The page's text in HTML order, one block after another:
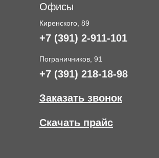
Офисы
Киренского, 89
+7 (391) 2-911-101
Пограничников, 91
+7 (391) 218-18-98
Заказать звонок
Скачать прайс